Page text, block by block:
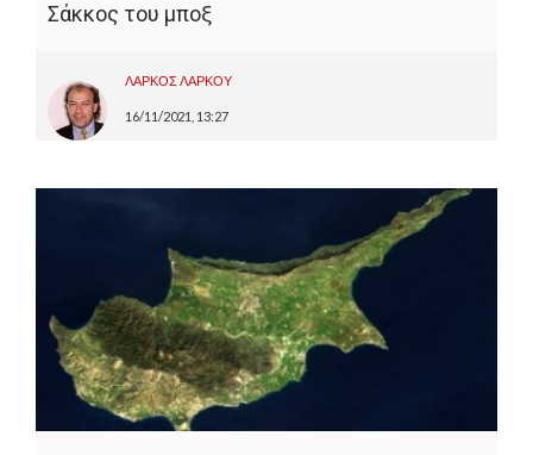
Σάκκος του μποξ
ΛΑΡΚΟΣ ΛΑΡΚΟΥ
16/11/2021, 13:27